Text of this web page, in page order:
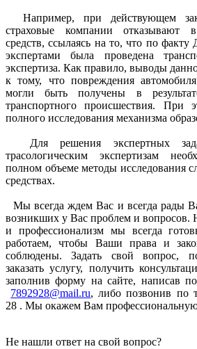
Например, при действующем
страховые компании отказывают
средств, ссылаясь на то, что по
экспертами была проведена
экспертиза. Как правило, выводы
к тому, что повреждения
могли быть получены в
транспортного происшествия. При
полного исследования механизма
Для решения экспертных
трасологическим экспертизам
полном объеме методы исследования
средствах.
Мы всегда ждем Вас и всегда рады
возникших у Вас проблем и вопросов.
и профессионализм мы всегда
работаем, чтобы Ваши права и
соблюдены. Задать свой вопрос,
заказать услугу, получить
заполнив форму на сайте, написав
7892928@mail.ru, либо позвонив по
28 . Мы окажем Вам
Не нашли ответ на свой вопрос?